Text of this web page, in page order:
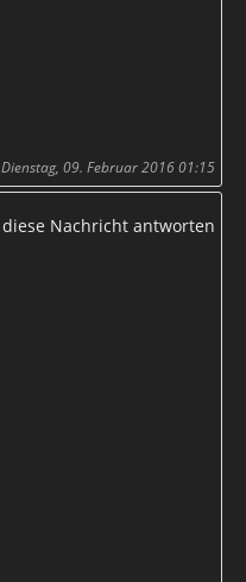
Dienstag, 09. Februar 2016 01:15